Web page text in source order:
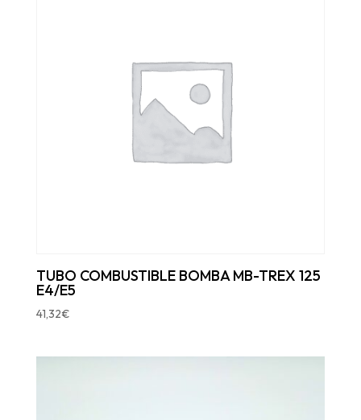
TUBO COMBUSTIBLE BOMBA MB-TREX 125
E4/E5
41,32€